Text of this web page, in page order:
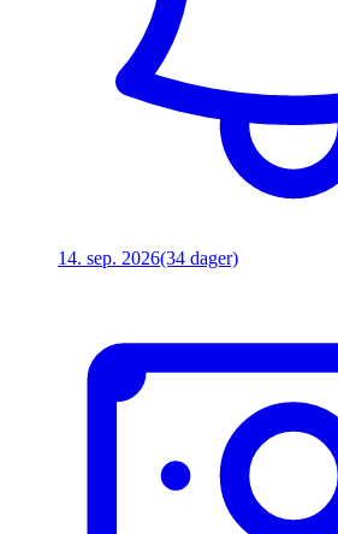
14. sep. 2026(34 dager)